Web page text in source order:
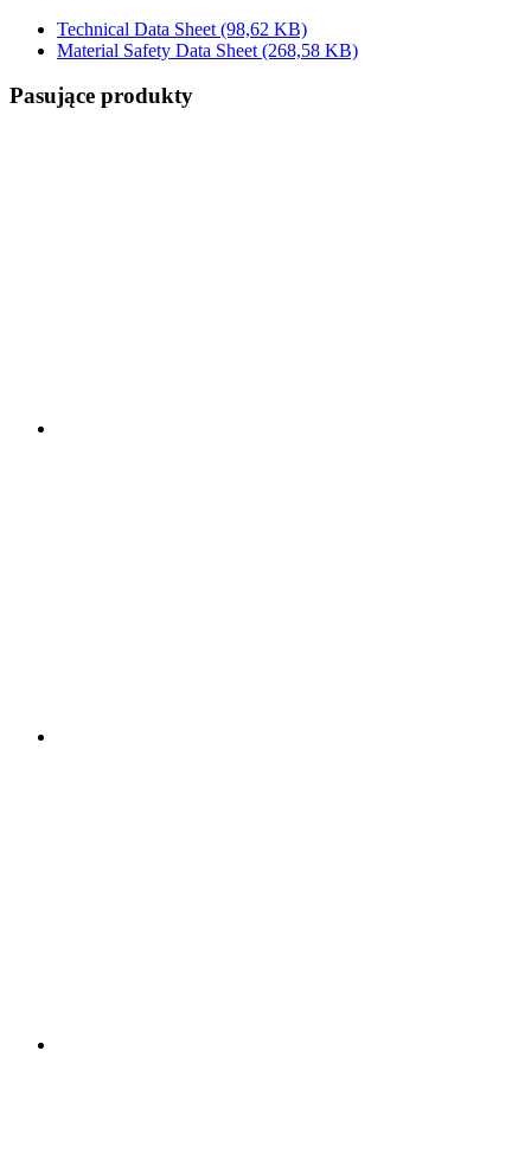
Technical Data Sheet (98,62 KB)
Material Safety Data Sheet (268,58 KB)
Pasujące produkty